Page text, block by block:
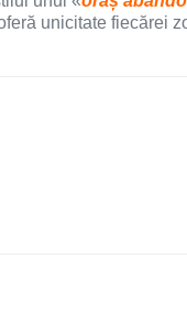
unicitate fiecărei